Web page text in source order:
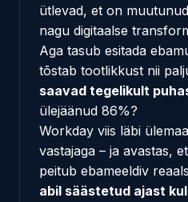
ütlevad, et on
nagu digitaalse
Aga tasub esitada
tõstab tootlikkust nii
saavad tegelikult
ülejäänud 86%?
Workday viis läbi
vastajaga – ja avastas,
peitub ebameeldiv
abil säästetud ajast